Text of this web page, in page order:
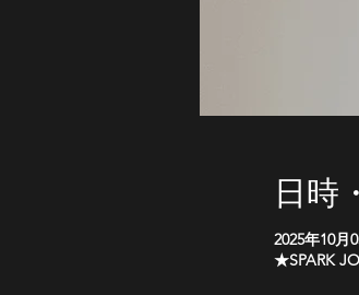
日時
2025年10月
★SPARK